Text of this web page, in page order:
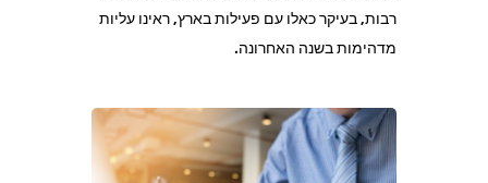
רבות, בעיקר כאלו עם פעילות בארץ, ראינו עליות
מדהימות בשנה האחרונה.